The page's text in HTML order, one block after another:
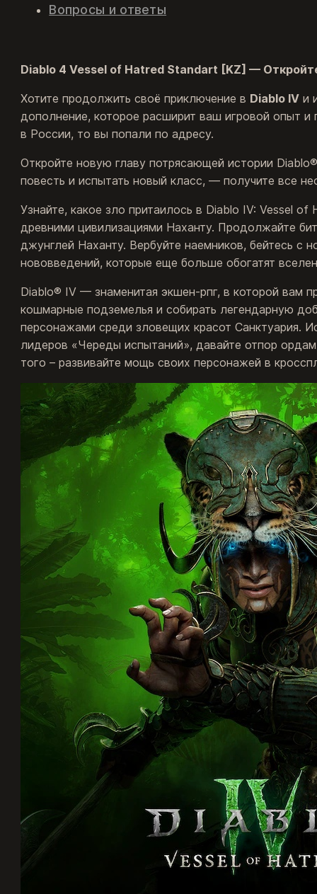
Вопросы и ответы
Diablo 4 Vessel of Hatred Standart [KZ] —
Хотите продолжить своё приключение в Diablo IV и
дополнение, которое расширит ваш игровой опыт
в России, то вы попали по адресу.
Откройте новую главу потрясающей истории
повесть и испытать новый класс, — получите все
Узнайте, какое зло притаилось в Diablo IV: Vessel
древними цивилизациями Наханту. Продолжайте
джунглей Наханту. Вербуйте наемников, бейтесь с
нововведений, которые еще больше обогатят
Diablo® IV — знаменитая экшен-рпг, в которой вам
кошмарные подземелья и собирать легендарную
персонажами среди зловещих красот Санктуария.
лидеров «Череды испытаний», давайте отпор
того – развивайте мощь своих персонажей в